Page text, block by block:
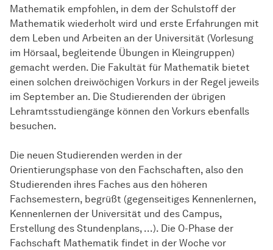
Mathematik empfohlen, in dem der Schulstoff der
Mathematik wiederholt wird und erste Erfahrungen mit
dem Leben und Arbeiten an der Universität (Vorlesung
im Hörsaal, begleitende Übungen in Kleingruppen)
gemacht werden. Die Fakultät für Mathematik bietet
einen solchen dreiwöchigen Vorkurs in der Regel jeweils
im September an. Die Studierenden der übrigen
Lehramtsstudiengänge können den Vorkurs ebenfalls
besuchen.
Die neuen Studierenden werden in der
Orientierungsphase von den Fachschaften, also den
Studierenden ihres Faches aus den höheren
Fachsemestern, begrüßt (gegenseitiges Kennenlernen,
Kennenlernen der Universität und des Campus,
Erstellung des Stundenplans, ...). Die O-Phase der
Fachschaft Mathematik findet in der Woche vor